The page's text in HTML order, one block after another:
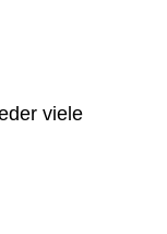
viele